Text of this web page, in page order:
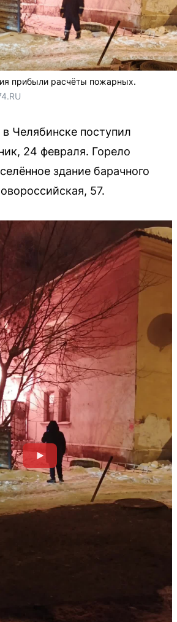
прибыли расчёты пожарных.
Челябинске поступил
24 февраля. Горело
здание барачного
57.